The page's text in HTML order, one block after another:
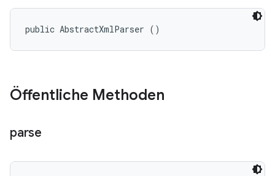
public AbstractXmlParser ()
Öffentliche Methoden
parse